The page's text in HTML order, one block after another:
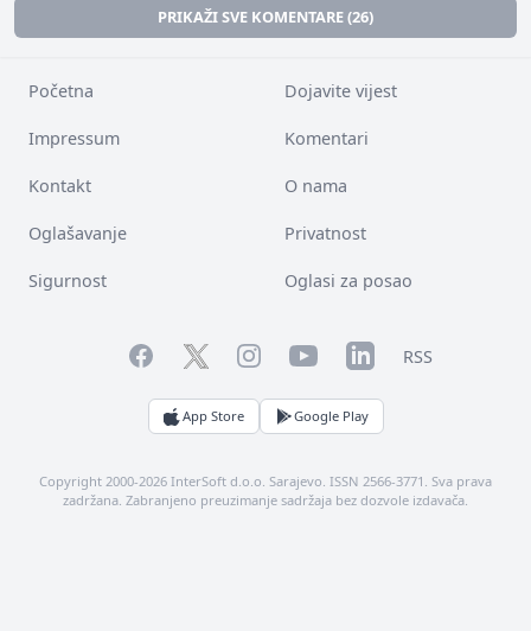
PRIKAŽI SVE KOMENTARE (26)
Početna Dojavite vijest
Impressum Komentari
Kontakt O nama
Oglašavanje Privatnost
Sigurnost Oglasi za posao
FacebookTwitterInstagramYouTubeLinkedInRSS
App Store Google Play
Copyright 2000-2026 InterSoft d.o.o. Sarajevo. ISSN 2566-3771. Sva prava
zadržana. Zabranjeno preuzimanje sadržaja bez dozvole izdavača.